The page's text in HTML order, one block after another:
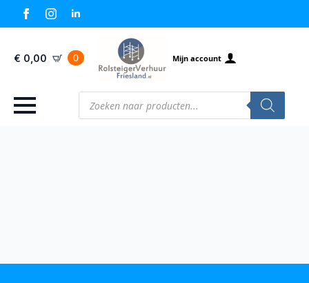
€ 0,00 0 Mijn account
Producten
zoeken